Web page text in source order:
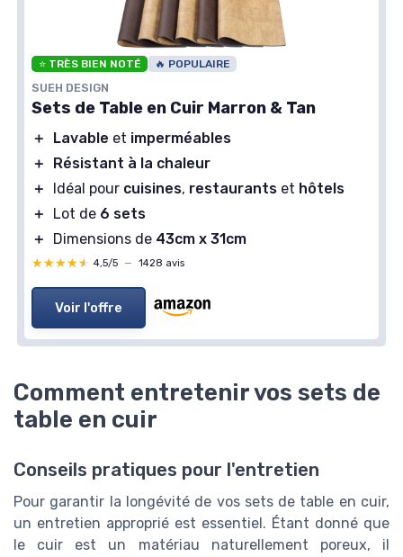
⭐ TRÈS BIEN NOTÉ 🔥 POPULAIRE
SUEH DESIGN
Sets de Table en Cuir Marron & Tan
＋ Lavable et imperméables
＋
Résistant à la chaleur
＋
Idéal pour cuisines, restaurants et hôtels
＋
Lot de 6 sets
＋
Dimensions de 43cm x 31cm
★★★★★
★★★★★ 4,5/5 — 1428 avis
Voir l'offre
Comment entretenir vos sets de
table en cuir
Conseils pratiques pour l'entretien
Pour garantir la longévité de vos sets de table en cuir,
un entretien approprié est essentiel. Étant donné que
le cuir est un matériau naturellement poreux, il